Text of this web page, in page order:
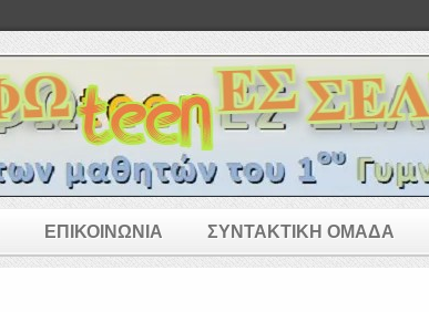
ΕΠΙΚΟΙΝΩΝΙΑ ΣΥΝΤΑΚΤΙΚΗ ΟΜΑΔΑ